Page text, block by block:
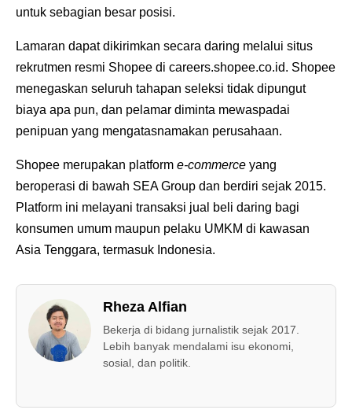
untuk sebagian besar posisi.
Lamaran dapat dikirimkan secara daring melalui situs
rekrutmen resmi Shopee di careers.shopee.co.id. Shopee
menegaskan seluruh tahapan seleksi tidak dipungut
biaya apa pun, dan pelamar diminta mewaspadai
penipuan yang mengatasnamakan perusahaan.
Shopee merupakan platform e-commerce yang
beroperasi di bawah SEA Group dan berdiri sejak 2015.
Platform ini melayani transaksi jual beli daring bagi
konsumen umum maupun pelaku UMKM di kawasan
Asia Tenggara, termasuk Indonesia.
Rheza Alfian
Bekerja di bidang jurnalistik sejak 2017.
Lebih banyak mendalami isu ekonomi,
sosial, dan politik.